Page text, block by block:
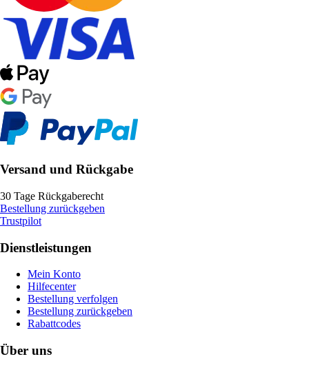
Versand und Rückgabe
30 Tage Rückgaberecht
Bestellung zurückgeben
Trustpilot
Dienstleistungen
Mein Konto
Hilfecenter
Bestellung verfolgen
Bestellung zurückgeben
Rabattcodes
Über uns